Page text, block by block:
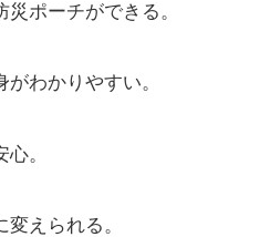
災ポーチができる。
がわかりやすい。
。
えられる。